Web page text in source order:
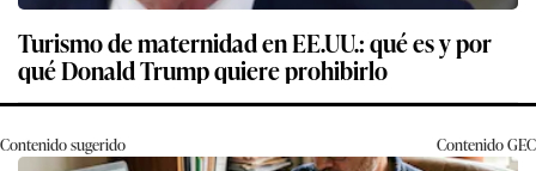
Turismo de maternidad en EE.UU.: qué es y por
qué Donald Trump quiere prohibirlo
Contenido sugerido ContenidoGEC